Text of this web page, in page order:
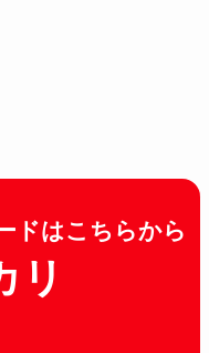
ドはこちらから
リ